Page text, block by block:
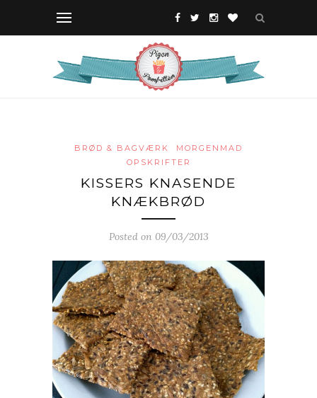
BRØD & BAGVÆRK
MORGENMAD
OPSKRIFTER
KISSERS KNASENDE
KNÆKBRØD
Posted on 09/03/2013